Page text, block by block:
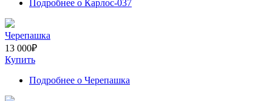
Подробнее о Карлос-037
Черепашка
13 000₽
Купить
Подробнее о Черепашка